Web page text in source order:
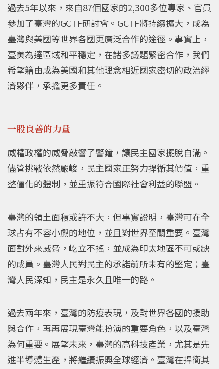
過去5年以來，來自87個國家的2,300多位專家、官員
參加了臺灣的GCTF研討會。GCTF將持續擴大，成為
臺灣與美國等世界各國更廣泛合作的途徑。事實上，
臺美為達區域和平穩定，在諸多議題緊密合作，我們
希望籍由成為美國和其他理念相近國家密切的政治經
濟夥伴，承擔更多責任。
一股良善的力量
威權政權的威脅敲響了警鐘，讓民主國家擺脫自滿。
儘管挑戰依然嚴峻，民主國家正努力捍衛其價值，重
整僵化的體制，並重振符合國際社會利益的聯盟。
臺灣的領土面積或許不大，但事實證明，臺灣可在全
球占有不容小覷的地位，並且對世界至關重要。臺灣
面對外來威脅，屹立不搖，並成為印太地區不可或缺
的成員。臺灣人民對民主的承諾前所未有的堅定；臺
灣人民深知，民主是永久且唯一的路。
過去兩年來，臺灣的防疫表現，及對世界各國的援助
與合作，再再展現臺灣能扮演的重要角色，以及臺灣
為何重要。展望未來，臺灣的高科技產業，尤其是先
進半導體生產，將繼續振興全球經濟。臺灣在捍衛其